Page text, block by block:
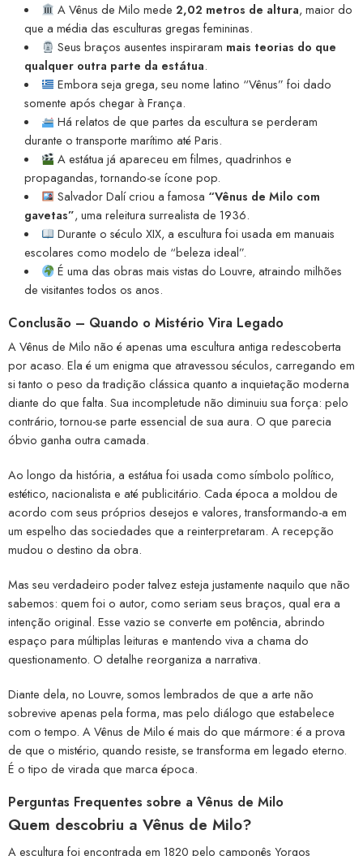
A Vênus de Milo mede 2,02 metros de altura, maior do
que a média das esculturas gregas femininas.
Seus braços ausentes inspiraram mais teorias do que
qualquer outra parte da estátua.
Embora seja grega, seu nome latino “Vênus” foi dado
somente após chegar à França.
Há relatos de que partes da escultura se perderam
durante o transporte marítimo até Paris.
A estátua já apareceu em filmes, quadrinhos e
propagandas, tornando-se ícone pop.
Salvador Dalí criou a famosa “Vênus de Milo com
gavetas”, uma releitura surrealista de 1936.
Durante o século XIX, a escultura foi usada em manuais
escolares como modelo de “beleza ideal”.
É uma das obras mais vistas do Louvre, atraindo milhões
de visitantes todos os anos.
Conclusão – Quando o Mistério Vira Legado
A Vênus de Milo não é apenas uma escultura antiga redescoberta
por acaso. Ela é um enigma que atravessou séculos, carregando em
si tanto o peso da tradição clássica quanto a inquietação moderna
diante do que falta. Sua incompletude não diminuiu sua força: pelo
contrário, tornou-se parte essencial de sua aura. O que parecia
óbvio ganha outra camada.
Ao longo da história, a estátua foi usada como símbolo político,
estético, nacionalista e até publicitário. Cada época a moldou de
acordo com seus próprios desejos e valores, transformando-a em
um espelho das sociedades que a reinterpretaram. A recepção
mudou o destino da obra.
Mas seu verdadeiro poder talvez esteja justamente naquilo que não
sabemos: quem foi o autor, como seriam seus braços, qual era a
intenção original. Esse vazio se converte em potência, abrindo
espaço para múltiplas leituras e mantendo viva a chama do
questionamento. O detalhe reorganiza a narrativa.
Diante dela, no Louvre, somos lembrados de que a arte não
sobrevive apenas pela forma, mas pelo diálogo que estabelece
com o tempo. A Vênus de Milo é mais do que mármore: é a prova
de que o mistério, quando resiste, se transforma em legado eterno.
É o tipo de virada que marca época.
Perguntas Frequentes sobre a Vênus de Milo
Quem descobriu a Vênus de Milo?
A escultura foi encontrada em 1820 pelo camponês Yorgos